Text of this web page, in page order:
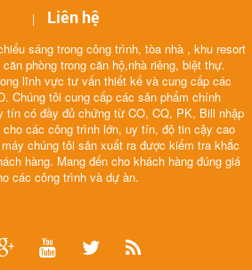
| Liên hệ
sáng trong công trình, tòa nhà , khu resort
phòng trong căn hộ,nhà riêng, biệt thự.
lĩnh vực tư vấn thiết kế và cung cấp các
Chúng tôi cung cấp các sản phẩm chính
tín có đầy đủ chứng từ CO, CQ, PK, Bill nhập
các công trình lớn, uy tín, độ tin cậy cao
chúng tôi sản xuất ra được kiểm tra khắc
hàng. Mang đến cho khách hàng đúng giá
các công trình và dự àn.